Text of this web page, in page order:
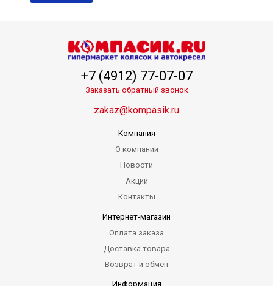
+7 (4912) 77-07-07
Заказать обратный звонок
zakaz@kompasik.ru
Компания
О компании
Новости
Акции
Контакты
Интернет-магазин
Оплата заказа
Доставка товара
Возврат и обмен
Информация